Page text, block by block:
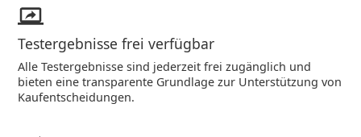
Testergebnisse frei verfügbar
Alle Testergebnisse sind jederzeit frei zugänglich und
bieten eine transparente Grundlage zur Unterstützung von
Kaufentscheidungen.